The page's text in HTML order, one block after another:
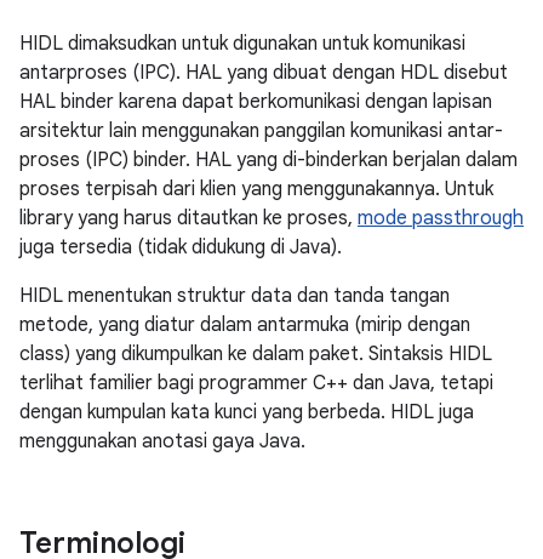
HIDL dimaksudkan untuk digunakan untuk komunikasi
antarproses (IPC). HAL yang dibuat dengan HDL disebut
HAL binder karena dapat berkomunikasi dengan lapisan
arsitektur lain menggunakan panggilan komunikasi antar-
proses (IPC) binder. HAL yang di-binderkan berjalan dalam
proses terpisah dari klien yang menggunakannya. Untuk
library yang harus ditautkan ke proses, mode passthrough
juga tersedia (tidak didukung di Java).
HIDL menentukan struktur data dan tanda tangan
metode, yang diatur dalam antarmuka (mirip dengan
class) yang dikumpulkan ke dalam paket. Sintaksis HIDL
terlihat familier bagi programmer C++ dan Java, tetapi
dengan kumpulan kata kunci yang berbeda. HIDL juga
menggunakan anotasi gaya Java.
Terminologi